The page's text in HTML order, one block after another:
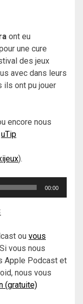
ont eu
une cure
des jeux
avec dans leurs
ils ont pu jouer
encore nous
uTip
).
00:00
ou vous
vous nous
Apple Podcast et
nous vous
(gratuite)